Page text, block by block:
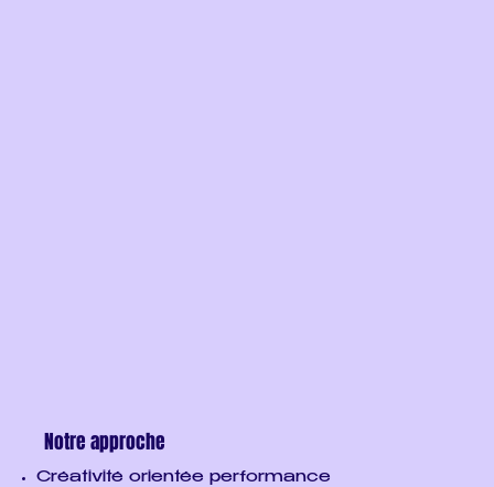
Créativité orientée performance
Notre approche